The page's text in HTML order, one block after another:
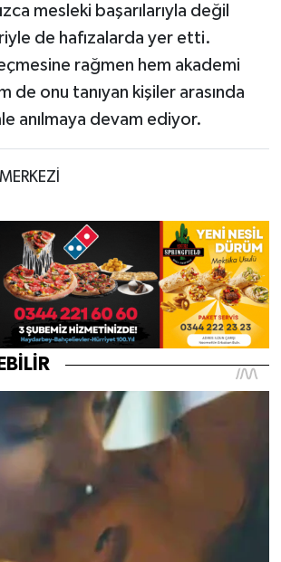
mesleki başarılarıyla değil
de hafızalarda yer etti.
rağmen hem akademi
de onu tanıyan kişiler arasında
anılmaya devam ediyor.